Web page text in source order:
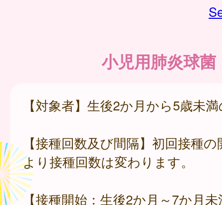
小児用肺炎球菌
【対象者】生後2か月から5歳未
【接種回数及び間隔】初回接種
より接種回数は変わります。
【接種開始：生後2か月～7か月